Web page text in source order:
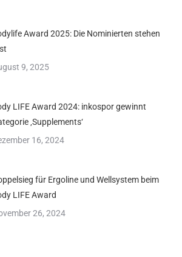
Award 2025: Die Nominierten stehen
9, 2025
LIFE Award 2024: inkospor gewinnt
‚Supplements‘
16, 2024
für Ergoline und Wellsystem beim
LIFE Award
26, 2024